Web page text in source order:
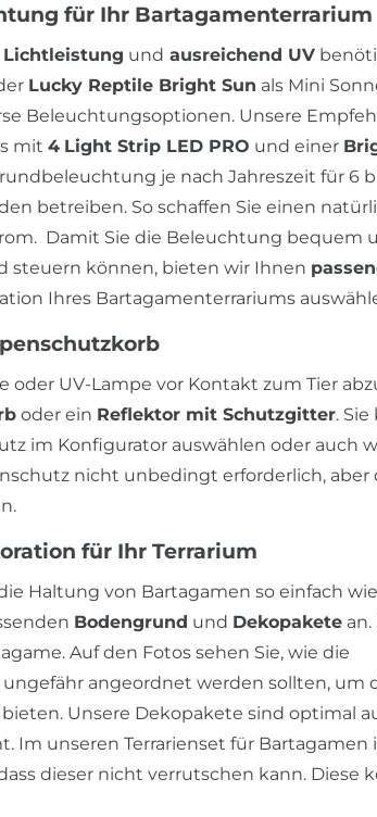
für Ihr Bartagamenterrarium
Lichtleistung und ausreichend UV
Lucky Reptile Bright Sun als Mini
Beleuchtungsoptionen. Unsere
mit 4 Light Strip LED PRO und einer
je nach Jahreszeit für 6
betreiben. So schaffen Sie einen
Damit Sie die Beleuchtung bequem
steuern können, bieten wir Ihnen
Ihres Bartagamenterrariums
oder UV-Lampe vor Kontakt zum Tier
oder ein Reflektor mit Schutzgitter.
im Konfigurator auswählen oder auch
nicht unbedingt erforderlich, aber
für Ihr Terrarium
Haltung von Bartagamen so einfach
Bodengrund und Dekopakete
Auf den Fotos sehen Sie, wie die
angeordnet werden sollten, um
Unsere Dekopakete sind optimal
Im unseren Terrarienset für Bartagamen
dieser nicht verrutschen kann. Diese